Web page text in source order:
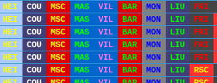
HEI COU MSC MAS VIL BAR MON LIU FRI
HEI COU MSC MAS VIL BAR MON LIU FRI
HEI COU MSC MAS VIL BAR MON LIU FRI
HEI COU MSC MAS VIL BAR MON LIU FRI
HEI COU MSC MAS VIL BAR MON LIU FRI
HEI COU MSC MAS VIL BAR MON LIU RSC